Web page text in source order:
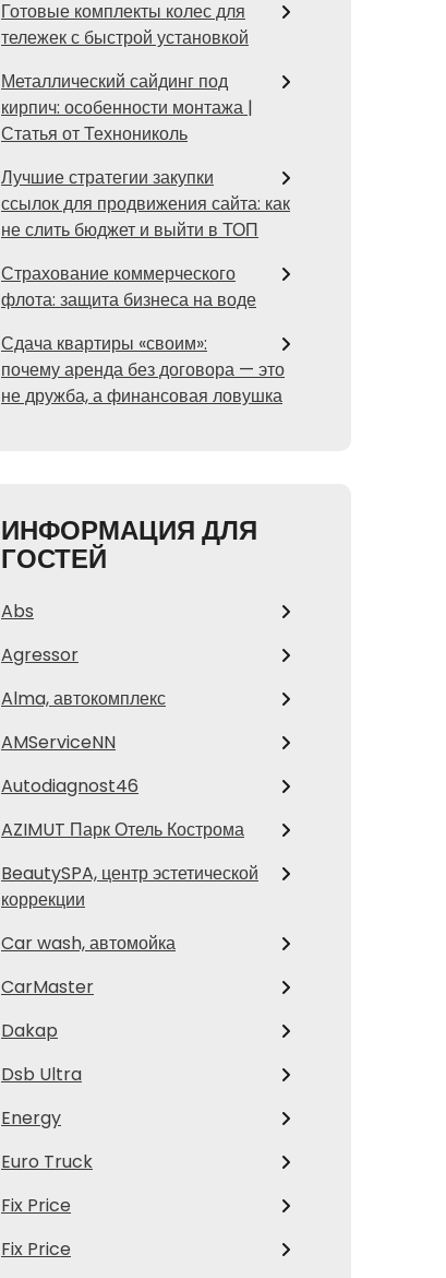
Готовые комплекты колес для
тележек с быстрой установкой
Металлический сайдинг под
кирпич: особенности монтажа |
Статья от Технониколь
Лучшие стратегии закупки
ссылок для продвижения сайта: как
не слить бюджет и выйти в ТОП
Страхование коммерческого
флота: защита бизнеса на воде
Сдача квартиры «своим»:
почему аренда без договора — это
не дружба, а финансовая ловушка
ИНФОРМАЦИЯ ДЛЯ
ГОСТЕЙ
Abs
Agressor
Alma, автокомплекс
AMServiceNN
Autodiagnost46
AZIMUT Парк Отель Кострома
BeautySPA, центр эстетической
коррекции
Car wash, автомойка
CarMaster
Dakap
Dsb Ultra
Energy
Euro Truck
Fix Price
Fix Price